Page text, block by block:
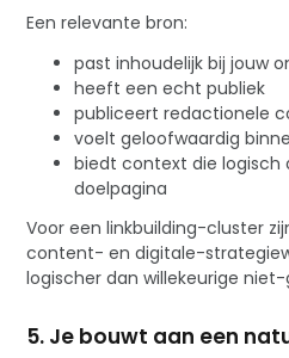
Een relevante bron:
past inhoudelijk bij jouw
heeft een echt publiek
publiceert redactionele
voelt geloofwaardig
biedt context die logisch
doelpagina
Voor een linkbuilding-cluster
content- en digitale-
logischer dan willekeurige
5. Je bouwt aan een